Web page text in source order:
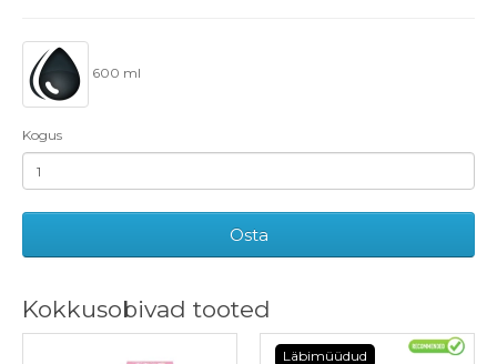
600 ml
Kogus
Osta
Kokkusobivad tooted
Läbimüüdud